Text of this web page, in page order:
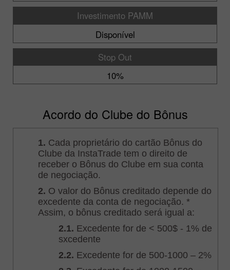
Investimento PAMM
Disponível
Stop Out
10%
Acordo do Clube do Bônus